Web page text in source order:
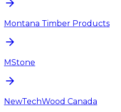
Montana Timber Products
MStone
NewTechWood Canada